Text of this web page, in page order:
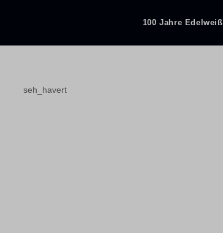
100 Jahre Edelweiß